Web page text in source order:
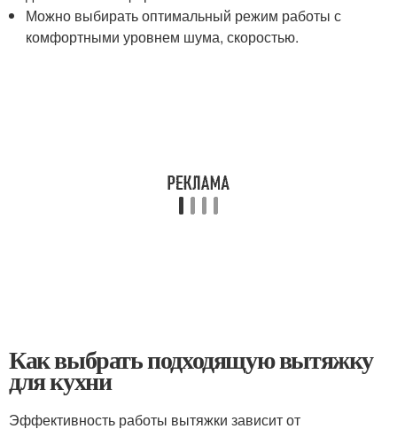
Можно выбирать оптимальный режим работы с
комфортными уровнем шума, скоростью.
Как выбрать подходящую вытяжку
для кухни
Эффективность работы вытяжки зависит от